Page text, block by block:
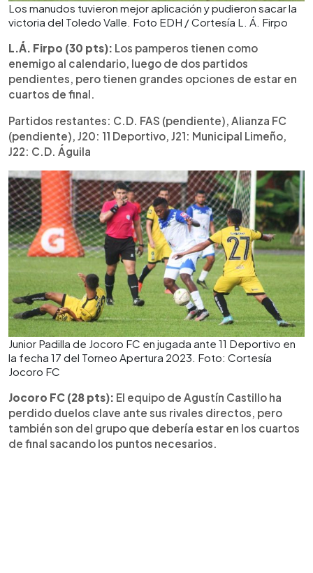
Los manudos tuvieron mejor aplicación y pudieron sacar la
victoria del Toledo Valle. Foto EDH / Cortesía L. Á. Firpo
L.Á. Firpo (30 pts): Los pamperos tienen como
enemigo al calendario, luego de dos partidos
pendientes, pero tienen grandes opciones de estar en
cuartos de final.
Partidos restantes: C.D. FAS (pendiente), Alianza FC
(pendiente), J20: 11 Deportivo, J21: Municipal Limeño,
J22: C.D. Águila
Junior Padilla de Jocoro FC en jugada ante 11 Deportivo en
la fecha 17 del Torneo Apertura 2023. Foto: Cortesía
Jocoro FC
Jocoro FC (28 pts): El equipo de Agustín Castillo ha
perdido duelos clave ante sus rivales directos, pero
también son del grupo que debería estar en los cuartos
de final sacando los puntos necesarios.